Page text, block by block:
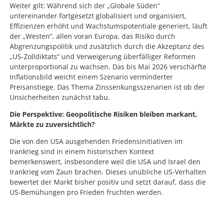
Weiter gilt: Während sich der „Globale Süden“
untereinander fortgesetzt globalisiert und organisiert,
Effizienzen erhöht und Wachstumspotentiale generiert, läuft
der „Westen“, allen voran Europa, das Risiko durch
Abgrenzungspolitik und zusätzlich durch die Akzeptanz des
„US-Zolldiktats“ und Verweigerung überfälliger Reformen
unterproportional zu wachsen. Das bis Mai 2026 verschärfte
Inflationsbild weicht einem Szenario verminderter
Preisanstiege. Das Thema Zinssenkungsszenarien ist ob der
Unsicherheiten zunächst tabu.
Die Perspektive: Geopolitische Risiken bleiben markant,
Märkte zu zuversichtlich?
Die von den USA ausgehenden Friedensinitiativen im
Irankrieg sind in einem historischen Kontext
bemerkenswert, insbesondere weil die USA und Israel den
Irankrieg vom Zaun brachen. Dieses unübliche US-Verhalten
bewertet der Markt bisher positiv und setzt darauf, dass die
US-Bemühungen pro Frieden fruchten werden.